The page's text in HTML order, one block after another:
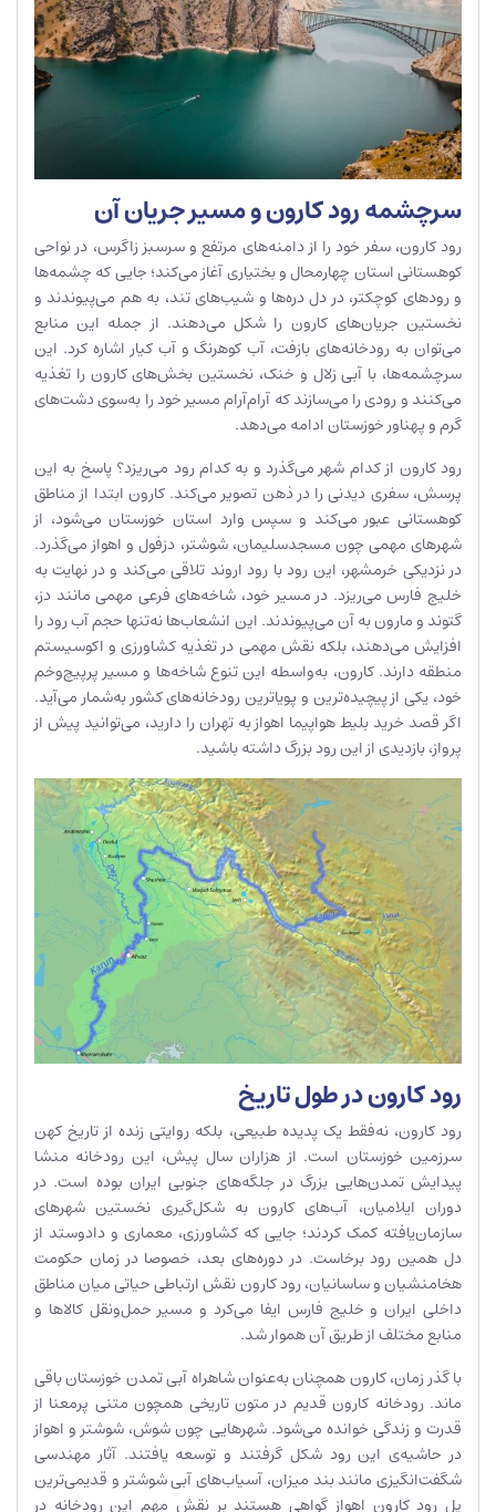
سرچشمه رود کارون و مسیر جریان آن
رود کارون، سفر خود را از دامنه‌های مرتفع و سرسبز زاگرس، در نواحی
کوهستانی استان چهارمحال و بختیاری آغاز می‌کند؛ جایی که چشمه‌ها
و رودهای کوچکتر، در دل دره‌ها و شیب‌های تند، به هم می‌پیوندند و
نخستین جریان‌های کارون را شکل می‌دهند. از جمله این منابع
می‌توان به رودخانه‌های بازفت، آب کوهرنگ و آب کیار اشاره کرد. این
سرچشمه‌ها، با آبی زلال و خنک، نخستین بخش‌های کارون را تغذیه
می‌کنند و رودی را می‌سازند که آرام‌آرام مسیر خود را به‌سوی دشت‌های
گرم و پهناور خوزستان ادامه می‌دهد.
رود کارون از کدام شهر می‌گذرد و به کدام رود می‌ریزد؟ پاسخ به این
پرسش، سفری دیدنی را در ذهن تصویر می‌کند. کارون ابتدا از مناطق
کوهستانی عبور می‌کند و سپس وارد استان خوزستان می‌شود، از
شهرهای مهمی چون مسجدسلیمان، شوشتر، دزفول و اهواز می‌گذرد.
در نزدیکی خرمشهر، این رود با رود اروند تلاقی می‌کند و در نهایت به
خلیج فارس می‌ریزد. در مسیر خود، شاخه‌های فرعی مهمی مانند دز،
گتوند و مارون به آن می‌پیوندند. این انشعاب‌ها نه‌تنها حجم آب رود را
افزایش می‌دهند، بلکه نقش مهمی در تغذیه کشاورزی و اکوسیستم
منطقه دارند. کارون، به‌واسطه این تنوع شاخه‌ها و مسیر پرپیچ‌وخم
خود، یکی از پیچیده‌ترین و پویاترین رودخانه‌های کشور به‌شمار می‌آید.
اگر قصد خرید بلیط هواپیما اهواز به تهران را دارید، می‌توانید پیش از
پرواز، بازدیدی از این رود بزرگ داشته باشید.
رود کارون در طول تاریخ
رود کارون، نه‌فقط یک پدیده طبیعی، بلکه روایتی زنده از تاریخ کهن
سرزمین خوزستان است. از هزاران سال پیش، این رودخانه منشا
پیدایش تمدن‌هایی بزرگ در جلگه‌های جنوبی ایران بوده است. در
دوران ایلامیان، آب‌های کارون به شکل‌گیری نخستین شهرهای
سازمان‌یافته کمک کردند؛ جایی که کشاورزی، معماری و دادوستد از
دل همین رود برخاست. در دوره‌های بعد، خصوصا در زمان حکومت
هخامنشیان و ساسانیان، رود کارون نقش ارتباطی حیاتی میان مناطق
داخلی ایران و خلیج فارس ایفا می‌کرد و مسیر حمل‌ونقل کالاها و
منابع مختلف از طریق آن هموار شد.
با گذر زمان، کارون همچنان به‌عنوان شاهراه آبی تمدن خوزستان باقی
ماند. رودخانه کارون قدیم در متون تاریخی همچون متنی پرمعنا از
قدرت و زندگی خوانده می‌شود. شهرهایی چون شوش، شوشتر و اهواز
در حاشیه‌ی این رود شکل گرفتند و توسعه یافتند. آثار مهندسی
شگفت‌انگیزی مانند بند میزان، آسیاب‌های آبی شوشتر و قدیمی‌ترین
پل رود کارون اهواز گواهی هستند بر نقش مهم این رودخانه در